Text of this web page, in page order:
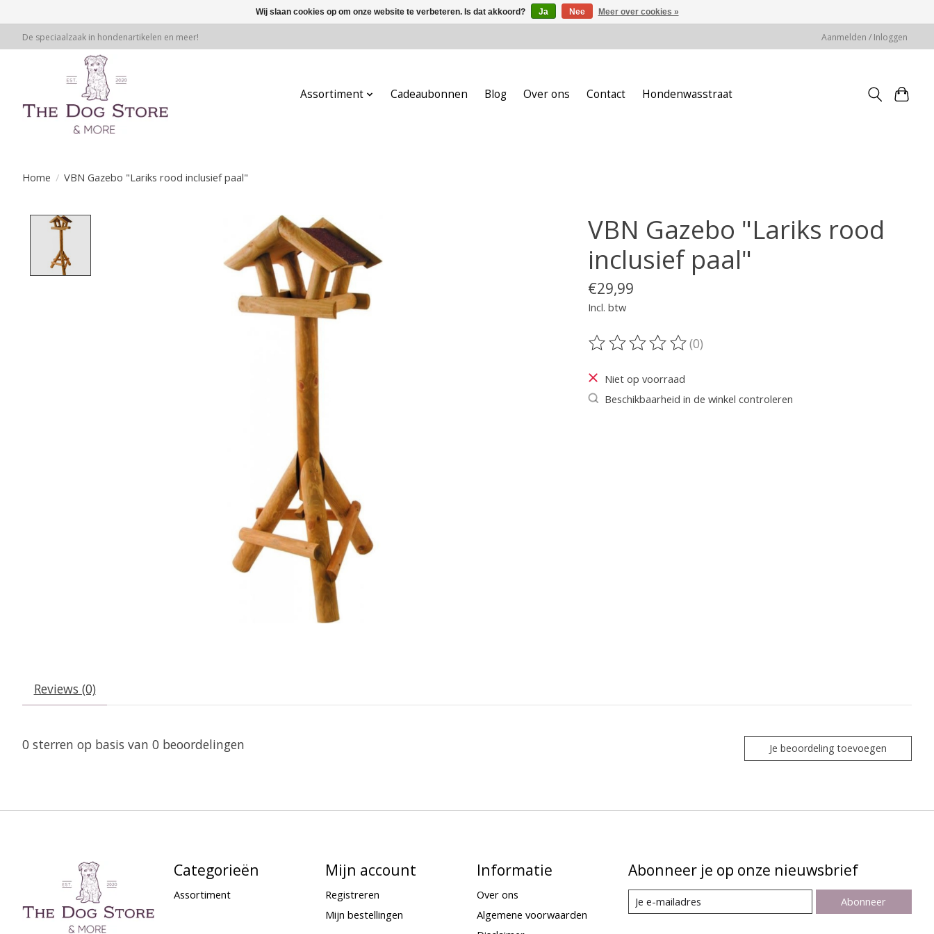
De speciaalzaak in hondenartikelen en meer! Aanmelden / Inloggen
Assortiment Cadeaubonnen Blog Over ons Contact Hondenwasstraat
Home / VBN Gazebo "Lariks rood inclusief paal"
Product image slideshow Items
VBN Gazebo "Lariks rood
inclusief paal"
€29,99
Incl. btw
De beoordeling van dit product is
(0)
Niet op voorraad
Beschikbaarheid in de winkel controleren
Reviews (0)
0 sterren op basis van 0 beoordelingen Je beoordeling toevoegen
Categorieën
Assortiment
Mijn account
Registreren
Mijn bestellingen
Informatie
Over ons
Algemene voorwaarden
Abonneer je op onze nieuwsbrief
Abonneer
Wij slaan cookies op om onze website te verbeteren. Is dat akkoord? Ja Nee Meer over cookies »